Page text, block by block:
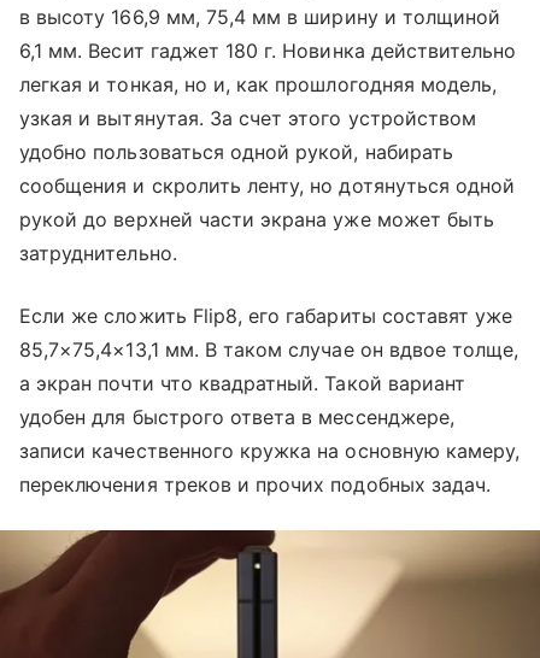
в высоту 166,9 мм, 75,4 мм в ширину и толщиной
6,1 мм. Весит гаджет 180 г. Новинка действительно
легкая и тонкая, но и, как прошлогодняя модель,
узкая и вытянутая. За счет этого устройством
удобно пользоваться одной рукой, набирать
сообщения и скролить ленту, но дотянуться одной
рукой до верхней части экрана уже может быть
затруднительно.
Если же сложить Flip8, его габариты составят уже
85,7×75,4×13,1 мм. В таком случае он вдвое толще,
а экран почти что квадратный. Такой вариант
удобен для быстрого ответа в мессенджере,
записи качественного кружка на основную камеру,
переключения треков и прочих подобных задач.